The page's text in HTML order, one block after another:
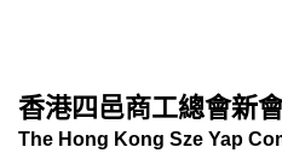
香港四邑商工總會新
The Hong Kong Sze Yap